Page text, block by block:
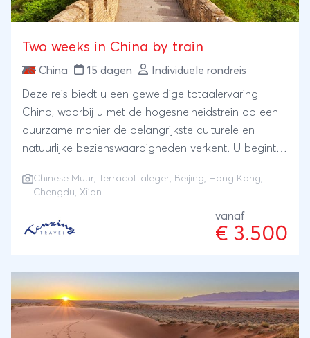
Two weeks in China by train
China 15 dagen Individuele rondreis
Deze reis biedt u een geweldige totaalervaring
China, waarbij u met de hogesnelheidstrein op een
duurzame manier de belangrijkste culturele en
natuurlijke bezienswaardigheden verkent. U begint in
naar hartenlust kunt beklimmen. Na deze
imposante terracottakrijgers van Xi’an, de
pandaberen in Chengdu en de natuurlijke
wereldstad Hong Kong!
Chinese Muur, Terracottaleger, Beijing, Hong Kong,
Chengdu, Xi'an
vanaf
€ 3.500